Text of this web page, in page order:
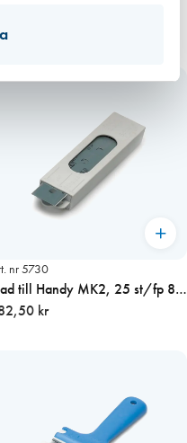
kr
nr 5730
till Handy MK2, 25 st/fp 80
bladkr